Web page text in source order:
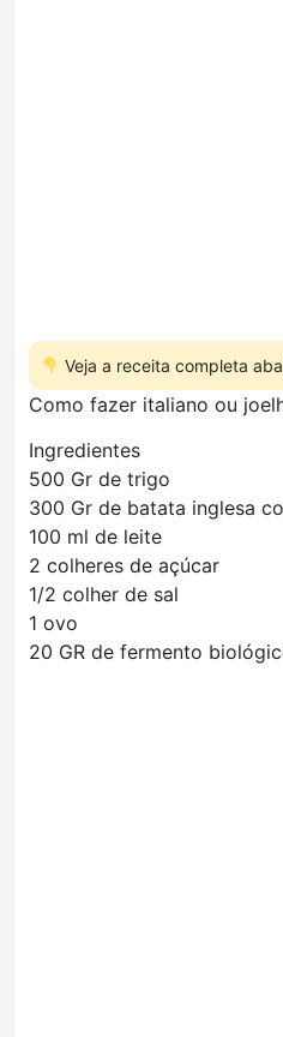
Veja a receita completa
Como fazer italiano ou
Ingredientes
500 Gr de trigo
300 Gr de batata inglesa
100 ml de leite
2 colheres de açúcar
1/2 colher de sal
1 ovo
20 GR de fermento